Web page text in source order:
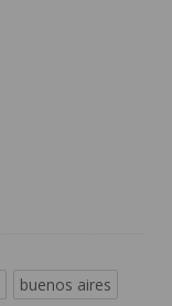
buenos aires